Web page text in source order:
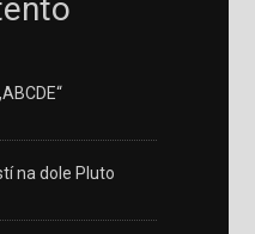
na dole Pluto